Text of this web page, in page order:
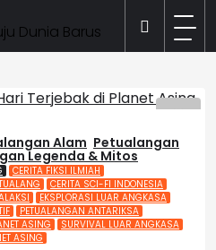
Dunia Barus
Alam Petualangan
Legenda & Mitos
CERITA FIKSI ILMIAH
CERITA SCI-FI INDONESIA
EKSPLORASI LUAR ANGKASA
PETUALANGAN ANTARIKSA
ASING
SURVIVAL LUAR ANGKASA
ASING